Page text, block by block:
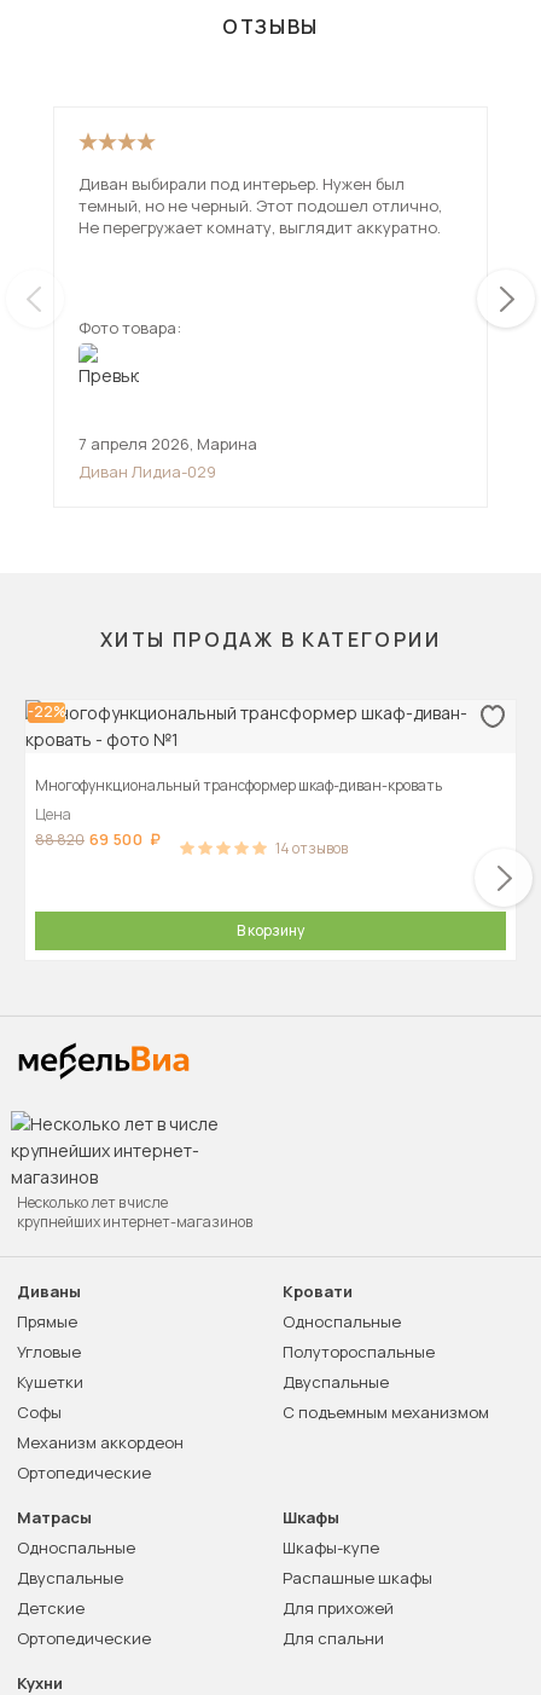
ОТЗЫВЫ
Диван выбирали под интерьер. Нужен был
темный, но не черный. Этот подошел отлично,
Не перегружает комнату, выглядит аккуратно.
Фото товара:
7 апреля 2026, Марина
Диван Лидиа-029
ХИТЫ ПРОДАЖ В КАТЕГОРИИ
-22%
Многофункциональный трансформер шкаф-диван-кровать
Цена
88 820 69 500 14отзывов
В корзину
Несколько лет в числе
крупнейших интернет-магазинов
Диваны
Прямые
Угловые
Кушетки
Софы
Механизм аккордеон
Ортопедические
Кровати
Односпальные
Полутороспальные
Двуспальные
С подъемным механизмом
Матрасы
Односпальные
Двуспальные
Детские
Ортопедические
Шкафы
Шкафы-купе
Распашные шкафы
Для прихожей
Для спальни
Кухни